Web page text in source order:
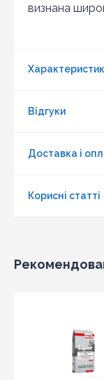
визнана
Відгуки
Доставка і
Корисні статті